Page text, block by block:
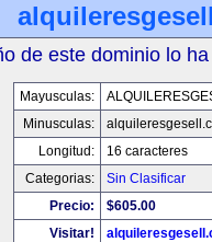
de este dominio lo
Mayusculas:
Minusculas:
Longitud:
16 caracteres
Categorias:
Sin Clasificar
Precio:
$605.00
Visitar!